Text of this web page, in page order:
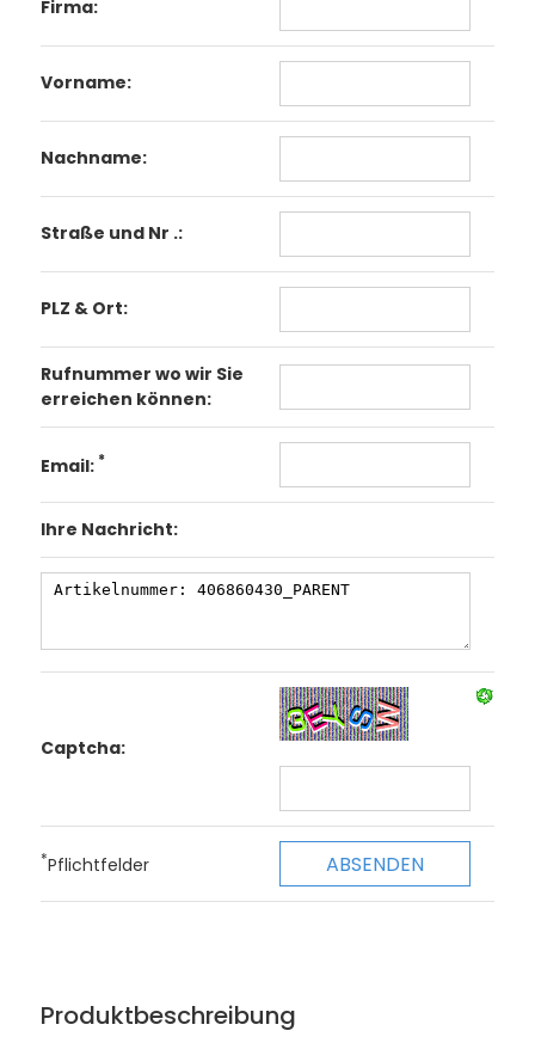
Firma:
Vorname:
Nachname:
Straße und Nr .:
PLZ & Ort:
Rufnummer wo wir Sie
erreichen können:
Email: *
Ihre Nachricht:
Captcha:
*Pflichtfelder
Produktbeschreibung